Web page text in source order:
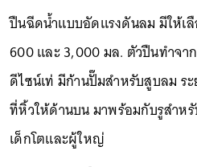
ปืนฉีดน้ำแบบอัดแรงดันลม มีให้เ
600 และ 3,000 มล. ตัวปืนทำจ
ดีไซน์เท่ มีก้านปั๊มสำหรับสูบลม ร
ที่หิ้วให้ด้านบน มาพร้อมกับรูสำห
เด็กโตและผู้ใหญ่